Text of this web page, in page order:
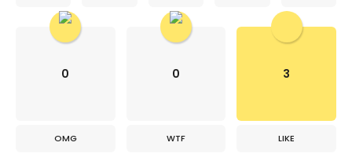
0
OMG
0
WTF
3
LIKE